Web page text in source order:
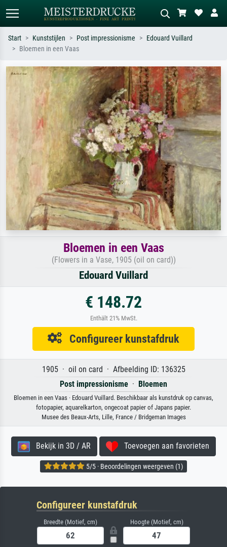
Zoek op kunstenaar, titel of stijl – bijv.
Monet, Sterrennacht, impressionisme,
Hokusai-golf, naakt.
Beschrijf de scène – bijv. groene
weide, abstract met veel rood, donker
olieverfschilderij, staand naakt naast
een boom.
Start Kunststijlen Post impressionisme
Edouard Vuillard
Bloemen in een Vaas
Bloemen in een Vaas
(Flowers in a Vase, 1905 (oil on card))
Edouard Vuillard
€ 148.72
Enthält 21% MwSt.
Configureer kunstafdruk
1905 · oil on card · Afbeelding ID: 136325
Post impressionisme · Bloemen
Bloemen in een Vaas · Edouard Vuillard. Beschikbaar als kunstdruk op canvas,
fotopapier, aquarelkarton, ongecoat papier of Japans papier.
Musee des Beaux-Arts, Lille, France / Bridgeman Images
Bekijk in 3D / AR Toevoegen aan favorieten
5/5 · Beoordelingen weergeven (1)
Configureer kunstafdruk
Breedte (Motief, cm) Hoogte (Motief, cm)